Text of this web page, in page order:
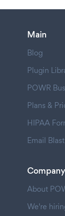
Main
Blog
Plugin
POWR
Plans &
HIPAA
Email Blast
Company
About
We're